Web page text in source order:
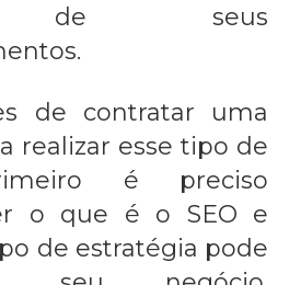
de seus
de contratar uma
realizar esse tipo de
é preciso
o que é o SEO e
de estratégia pode